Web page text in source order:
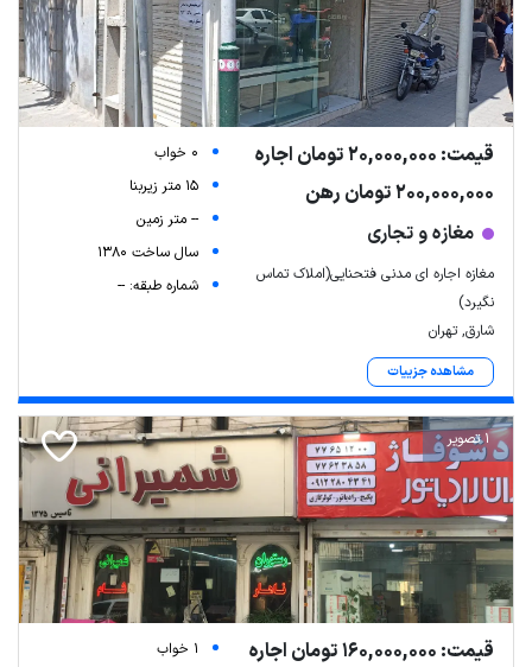
قیمت: 20,000,000 تومان اجاره
200,000,000 تومان رهن
مغازه و تجاری
مغازه اجاره ای مدنی فتحنایی(املاک تماس
نگیرد)
شارق, تهران
مشاهده جزییات
0 خواب
15 متر زیربنا
-- متر زمین
سال ساخت 1380
شماره طبقه: --
1 تصویر
قیمت: 160,000,000 تومان اجاره
1 خواب